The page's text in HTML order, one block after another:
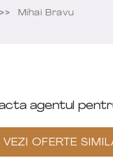
Mihai Bravu
agentul
VEZI OFERTE